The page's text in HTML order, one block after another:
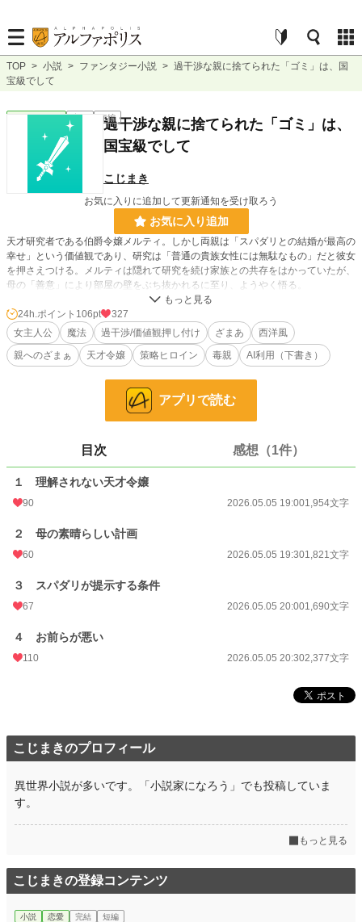
TOP > 小説 > ファンタジー小説 > 過干渉な親に捨てられた「ゴミ」は、国
宝級でして
ファンタジー 完結 短編
過干渉な親に捨てられた「ゴミ」は、
国宝級でして
こじまき
お気に入りに追加して更新通知を受け取ろう
お気に入り追加
天才研究者である伯爵令嬢メルティ。しかし両親は「スパダリとの結婚が最高の
幸せ」という価値観であり、研究は「普通の貴族女性には無駄なもの」だと彼女
を押さえつける。メルティは隠れて研究を続け家族との共存をはかっていたが、
母の「善意」により部屋の壁をぶち抜かれるに至り、ようやく悟る。
メルティが考えた復讐は、「両親が思い描いた最高の幸せ」を、彼ら自身の手で
叩き潰させることだった。
※小説家になろうに投稿しています。
10,230 位 / 228,629 件
1,965 位 / 53,266 件
7,842
初回公開日時
週間ポイント
月間ポイント 2,555 pt (13,609 位)
年間ポイント
24h.ポイント 106pt
327
女主人公
魔法 過干渉/価値観押し付け ざまあ
西洋風
親へのざまぁ
天才令嬢 策略ヒロイン 毒親 AI利用（下書き）
アプリで読む
目次 感想（1件）
１ 理解されない天才令嬢
90 2026.05.05 19:001,954文字
２ 母の素晴らしい計画
60 2026.05.05 19:301,821文字
３ スパダリが提示する条件
67 2026.05.05 20:001,690文字
４ お前らが悪い
110 2026.05.05 20:302,377文字
こじまきのプロフィール
異世界小説が多いです。「小説家になろう」でも投稿していま
す。
もっと見る
こじまきの登録コンテンツ
小説 恋愛 完結 短編